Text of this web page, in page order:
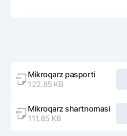
Mikroqarz pasporti
122.85 KB
Mikroqarz shartnomasi
111.85 KB